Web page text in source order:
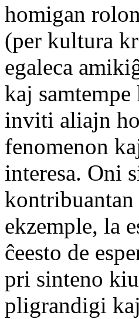
homigan
(per kultura
egaleca
kaj
inviti aliajn
fenomenon
interesa. Oni
ekzemple, la
ĉeesto de
pri sinteno
pligrandigi